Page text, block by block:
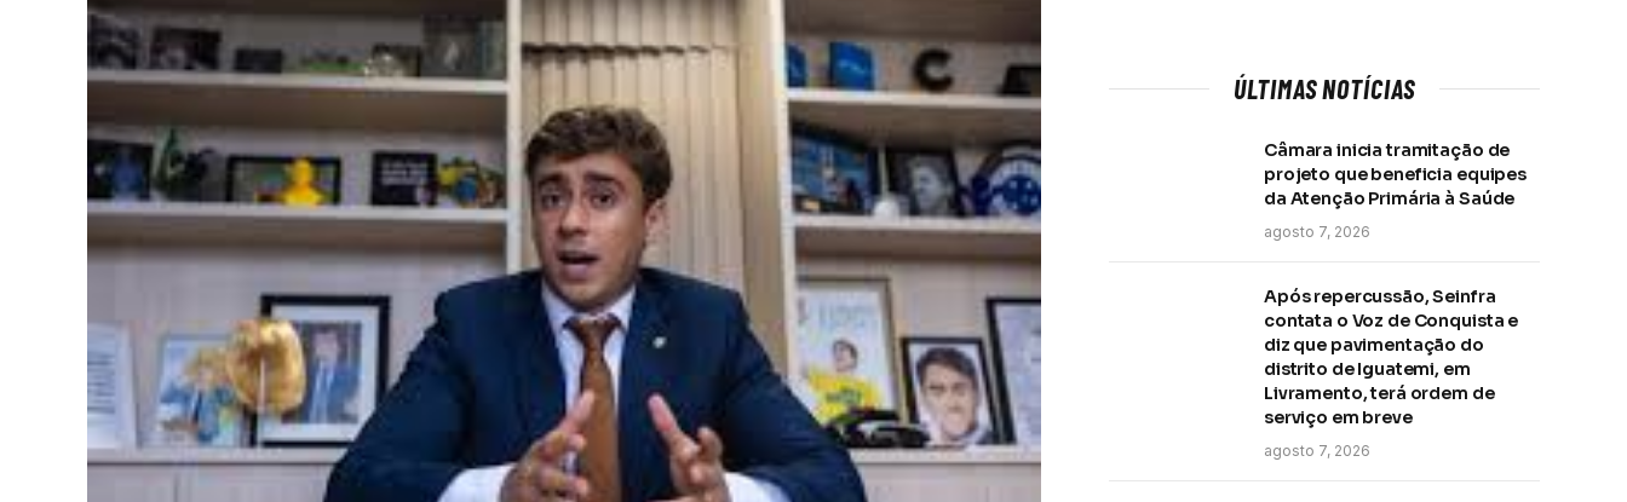
ÚLTIMAS NOTÍCIAS
Câmara inicia tramitação de
projeto que beneficia equipes
da Atenção Primária à Saúde
agosto 7, 2026
Após repercussão, Seinfra
contata o Voz de Conquista e
diz que pavimentação do
distrito de Iguatemi, em
Livramento, terá ordem de
serviço em breve
agosto 7, 2026